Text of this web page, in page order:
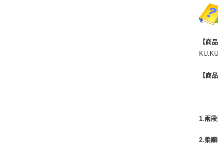
【商
【商
1.兩
2.柔